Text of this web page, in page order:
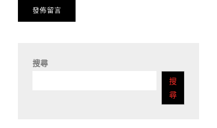
搜尋
搜
尋